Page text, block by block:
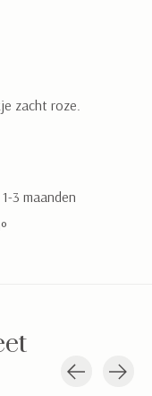
zacht roze.
3 maanden